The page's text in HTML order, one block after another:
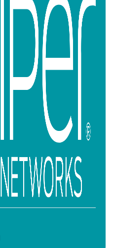
0522 388 688 - 0568 388